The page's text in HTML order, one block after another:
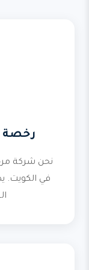
رخصة
نحن شركة
في الكويت.